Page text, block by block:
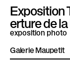
Exposition
erture de
exposition photo
Galerie Maupetit